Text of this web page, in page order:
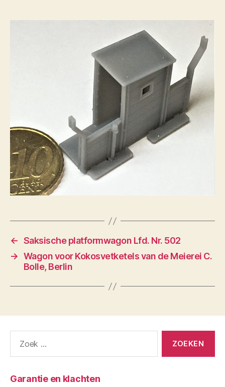
← Saksische platformwagon Lfd. Nr. 502
→ Wagon voor Kokosvetketels van de Meierei C.
Bolle, Berlin
naar:
Garantie en klachten